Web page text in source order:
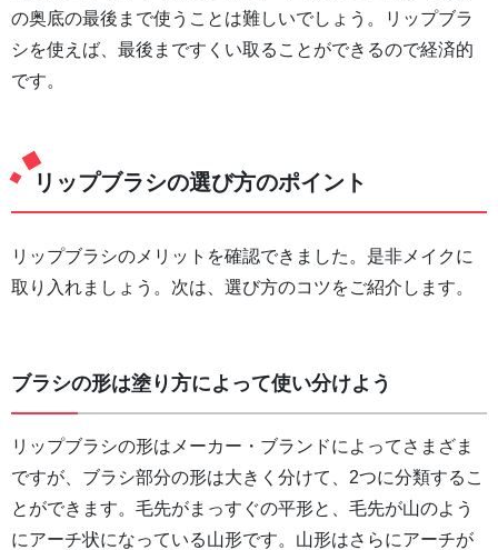
の奥底の最後まで使うことは難しいでしょう。リップブラ
シを使えば、最後まですくい取ることができるので経済的
です。
リップブラシの選び方のポイント
リップブラシのメリットを確認できました。是非メイクに
取り入れましょう。次は、選び方のコツをご紹介します。
ブラシの形は塗り方によって使い分けよう
リップブラシの形はメーカー・ブランドによってさまざま
ですが、ブラシ部分の形は大きく分けて、2つに分類するこ
とができます。毛先がまっすぐの平形と、毛先が山のよう
にアーチ状になっている山形です。山形はさらにアーチが